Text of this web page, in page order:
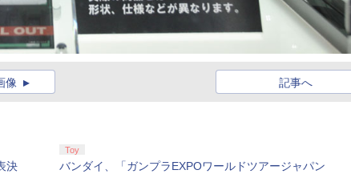
記事へ
像
決
Toy
バンダイ、「ガンプラEXPOワールドツアージャパン